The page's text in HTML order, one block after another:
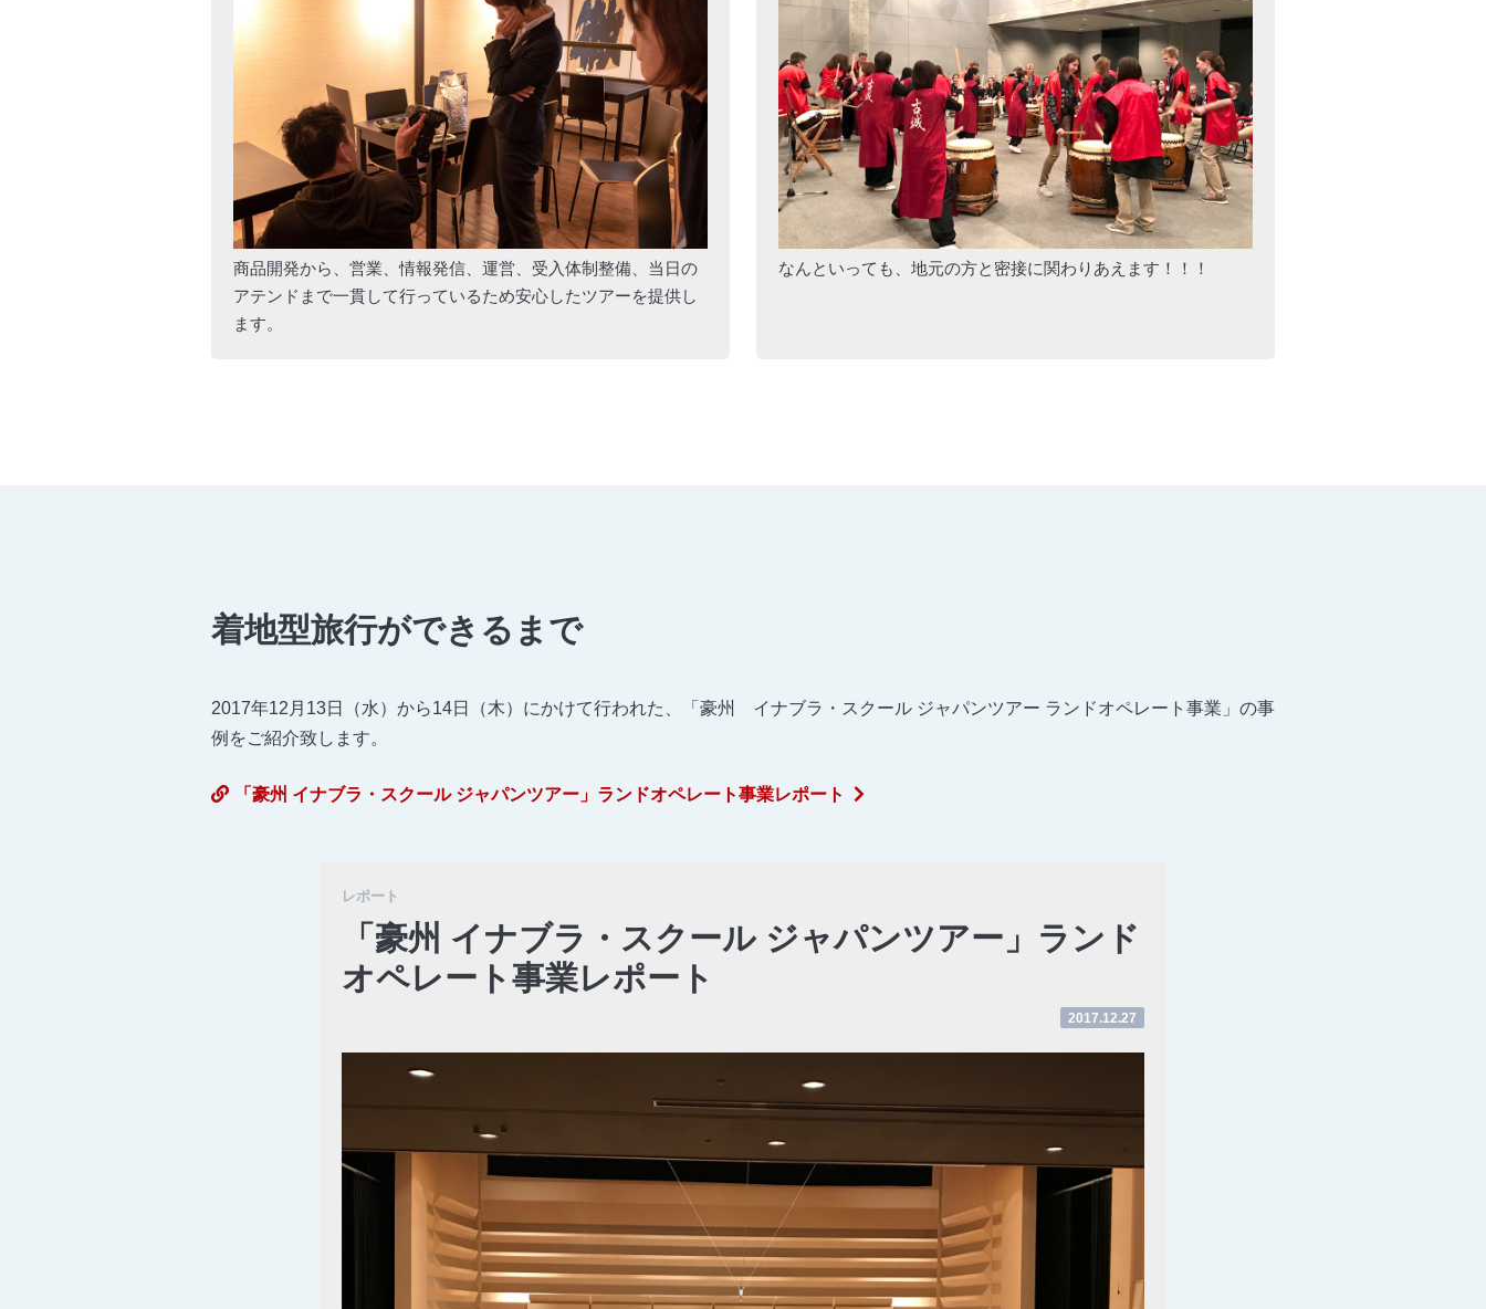
商品開発から、営業、情報発信、運営、受入体制整備、当日の
アテンドまで一貫して行っているため安心したツアーを提供し
ます。
なんといっても、地元の方と密接に関わりあえます！！！
着地型旅行ができるまで
2017年12月13日（水）から14日（木）にかけて行われた、「豪州 イナブラ・スクール ジャパンツアー ランドオペレート事業」の事
例をご紹介致します。
「豪州 イナブラ・スクール ジャパンツアー」ランドオペレート事業レポート
2017.12.27
レポート
「豪州 イナブラ・スクール ジャパンツアー」ランド
オペレート事業レポート